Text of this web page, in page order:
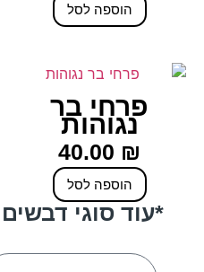
הוספה לסל
פרחי בר
נגוהות
40.00 ₪
הוספה לסל
*עוד סוגי